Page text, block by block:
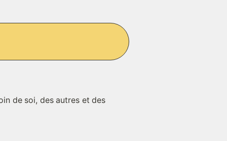
de soi, des autres et des